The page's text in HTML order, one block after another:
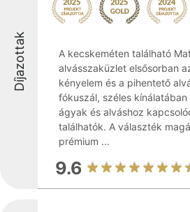
Díjazottak
A kecskeméten található
alvásszaküzlet elsősorban
kényelem és a pihentető
fókuszál, széles
ágyak és alváshoz
találhatók. A választék
prémium ...
9.6